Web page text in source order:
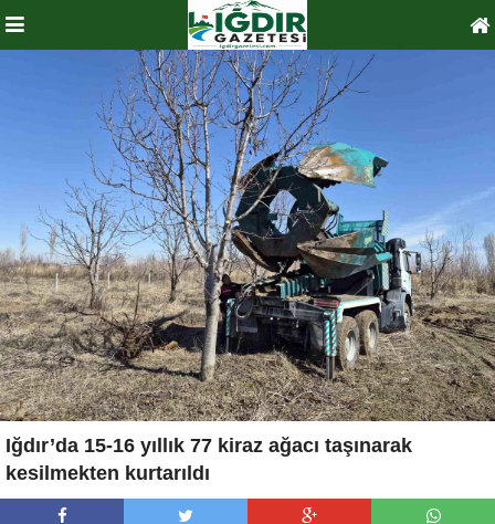
Iğdır’da 15-16 yıllık 77 kiraz ağacı taşınarak
kesilmekten kurtarıldı